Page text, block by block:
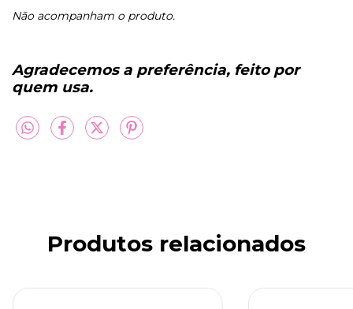
Não acompanham o produto.
Agradecemos a preferência, feito por
quem usa.
Produtos relacionados